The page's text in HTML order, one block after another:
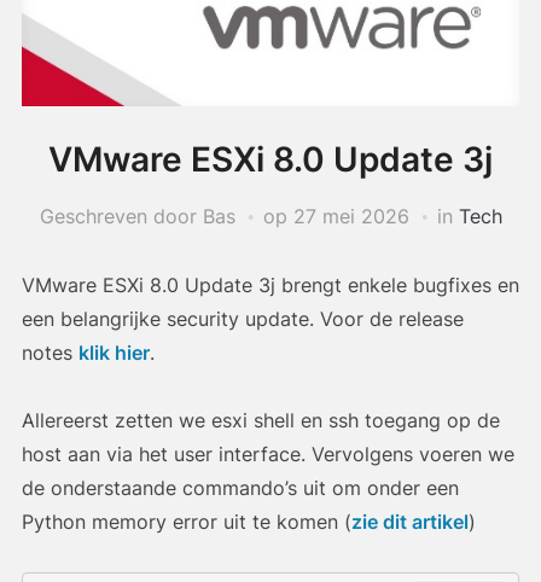
VMware ESXi 8.0 Update 3j
Geschreven door Bas op 27 mei 2026 in Tech
VMware ESXi 8.0 Update 3j brengt enkele bugfixes en
een belangrijke security update. Voor de release
notes klik hier.
Allereerst zetten we esxi shell en ssh toegang op de
host aan via het user interface. Vervolgens voeren we
de onderstaande commando’s uit om onder een
Python memory error uit te komen (zie dit artikel)